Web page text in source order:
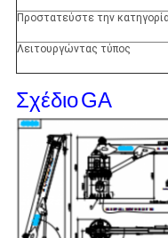
Προστατεύστε την
Λειτουργώντας τύπος
ΣχέδιοGA